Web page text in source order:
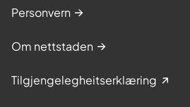
Personvern
Om nettstaden
Tilgjengelegheitserklæring